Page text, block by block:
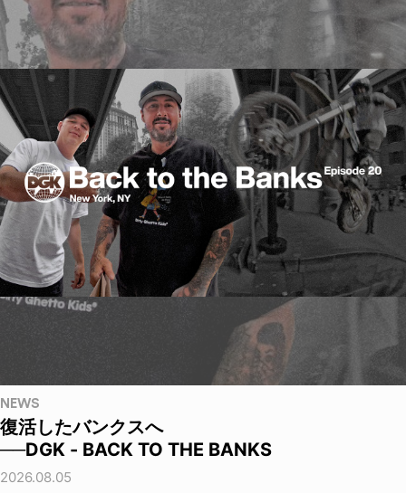
NEWS
復活したバンクスへ
──DGK - BACK TO THE BANKS
2026.08.05